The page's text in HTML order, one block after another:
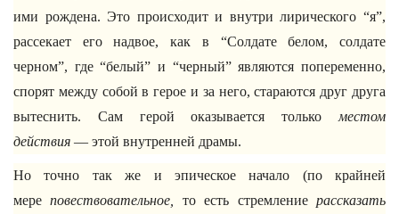
ими рождена. Это происходит и внутри лирического “я”,
рассекает его надвое, как в “Солдате белом, солдате
черном”, где “белый” и “черный” являются попеременно,
спорят между собой в герое и за него, стараются друг друга
вытеснить. Сам герой оказывается только местом
действия — этой внутренней драмы.
Но точно так же и эпическое начало (по крайней
мереповествовательное, то есть стремлениерассказать